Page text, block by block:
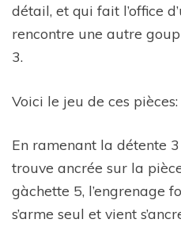
détail, et qui fait l’office
rencontre une autre
3.
Voici le jeu de ces pièces:
En ramenant la détente
trouve ancrée sur la
gàchette 5, l’engrenage
s’arme seul et vient